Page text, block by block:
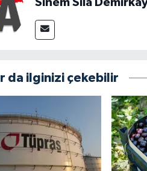
da ilginizi çekebilir